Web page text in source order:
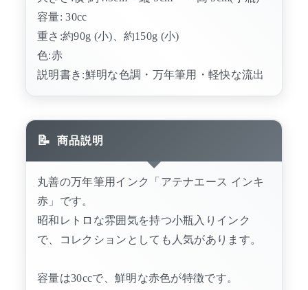
容量: 30cc
重さ:約90g (小)、約150g (小)
色:赤
説明書き:鮮明な色調・万年筆用・軽快な流出
商品説明
丸善の万年筆用インク「アテナエース インキ
赤」です。
昭和レトロな雰囲気を持つ小瓶入りインク
で、コレクションとしても人気があります。
容量は30ccで、鮮明な赤色が特徴です。